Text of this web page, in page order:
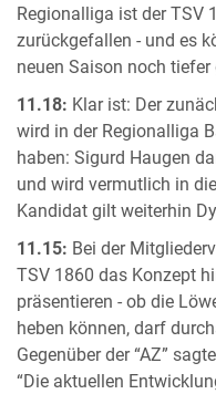
Regionalliga ist der TSV
zurückgefallen - und es
neuen Saison noch tiefer
11.18: Klar ist: Der
wird in der Regionalliga
haben: Sigurd Haugen
und wird vermutlich in
Kandidat gilt weiterhin
11.15: Bei der
TSV 1860 das Konzept
präsentieren - ob die
heben können, darf
Gegenüber der “AZ”
“Die aktuellen